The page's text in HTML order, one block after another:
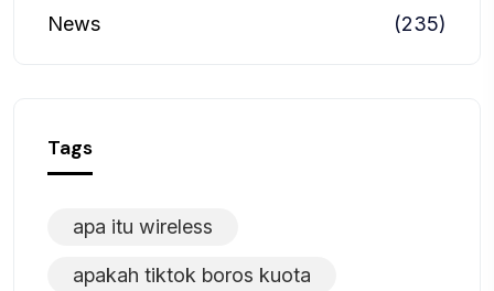
News (235)
Tags
apa itu wireless
apakah tiktok boros kuota